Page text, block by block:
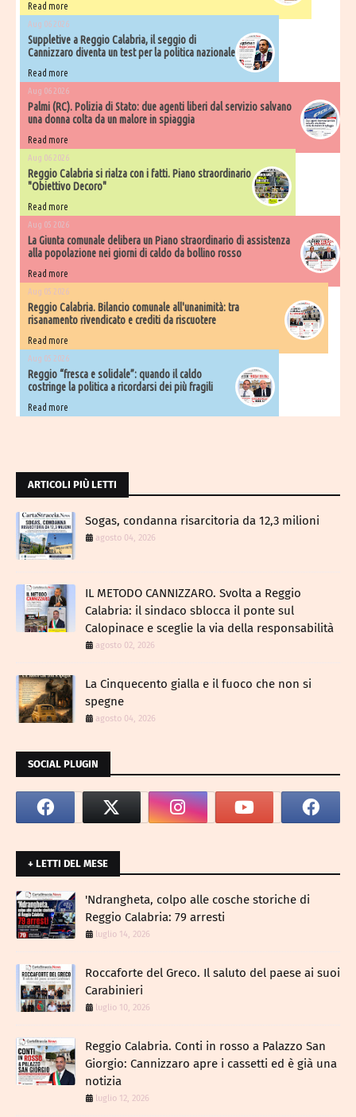
Read more
Aug 06 2026
Suppletive a Reggio Calabria, il seggio di
Cannizzaro diventa un test per la politica nazionale
Read more
Aug 06 2026
Palmi (RC). Polizia di Stato: due agenti liberi dal servizio salvano
una donna colta da un malore in spiaggia
Read more
Aug 06 2026
Reggio Calabria si rialza con i fatti. Piano straordinario
"Obiettivo Decoro"
Read more
Aug 05 2026
La Giunta comunale delibera un Piano straordinario di assistenza
alla popolazione nei giorni di caldo da bollino rosso
Read more
Aug 05 2026
Reggio Calabria. Bilancio comunale all'unanimità: tra
risanamento rivendicato e crediti da riscuotere
Read more
Aug 05 2026
Reggio “fresca e solidale”: quando il caldo
costringe la politica a ricordarsi dei più fragili
Read more
ARTICOLI PIÙ LETTI
Sogas, condanna risarcitoria da 12,3 milioni
agosto 04, 2026
IL METODO CANNIZZARO​. Svolta a Reggio
Calabria: il sindaco sblocca il ponte sul
Calopinace e sceglie la via della responsabilità
agosto 02, 2026
La Cinquecento gialla e il fuoco che non si
spegne
agosto 04, 2026
SOCIAL PLUGIN
+ LETTI DEL MESE
​'Ndrangheta, colpo alle cosche storiche di
Reggio Calabria: 79 arresti
luglio 14, 2026
Roccaforte del Greco. Il saluto del paese ai suoi
Carabinieri
luglio 10, 2026
Reggio Calabria. Conti in rosso a Palazzo San
Giorgio: Cannizzaro apre i cassetti ed è già una
notizia
luglio 12, 2026